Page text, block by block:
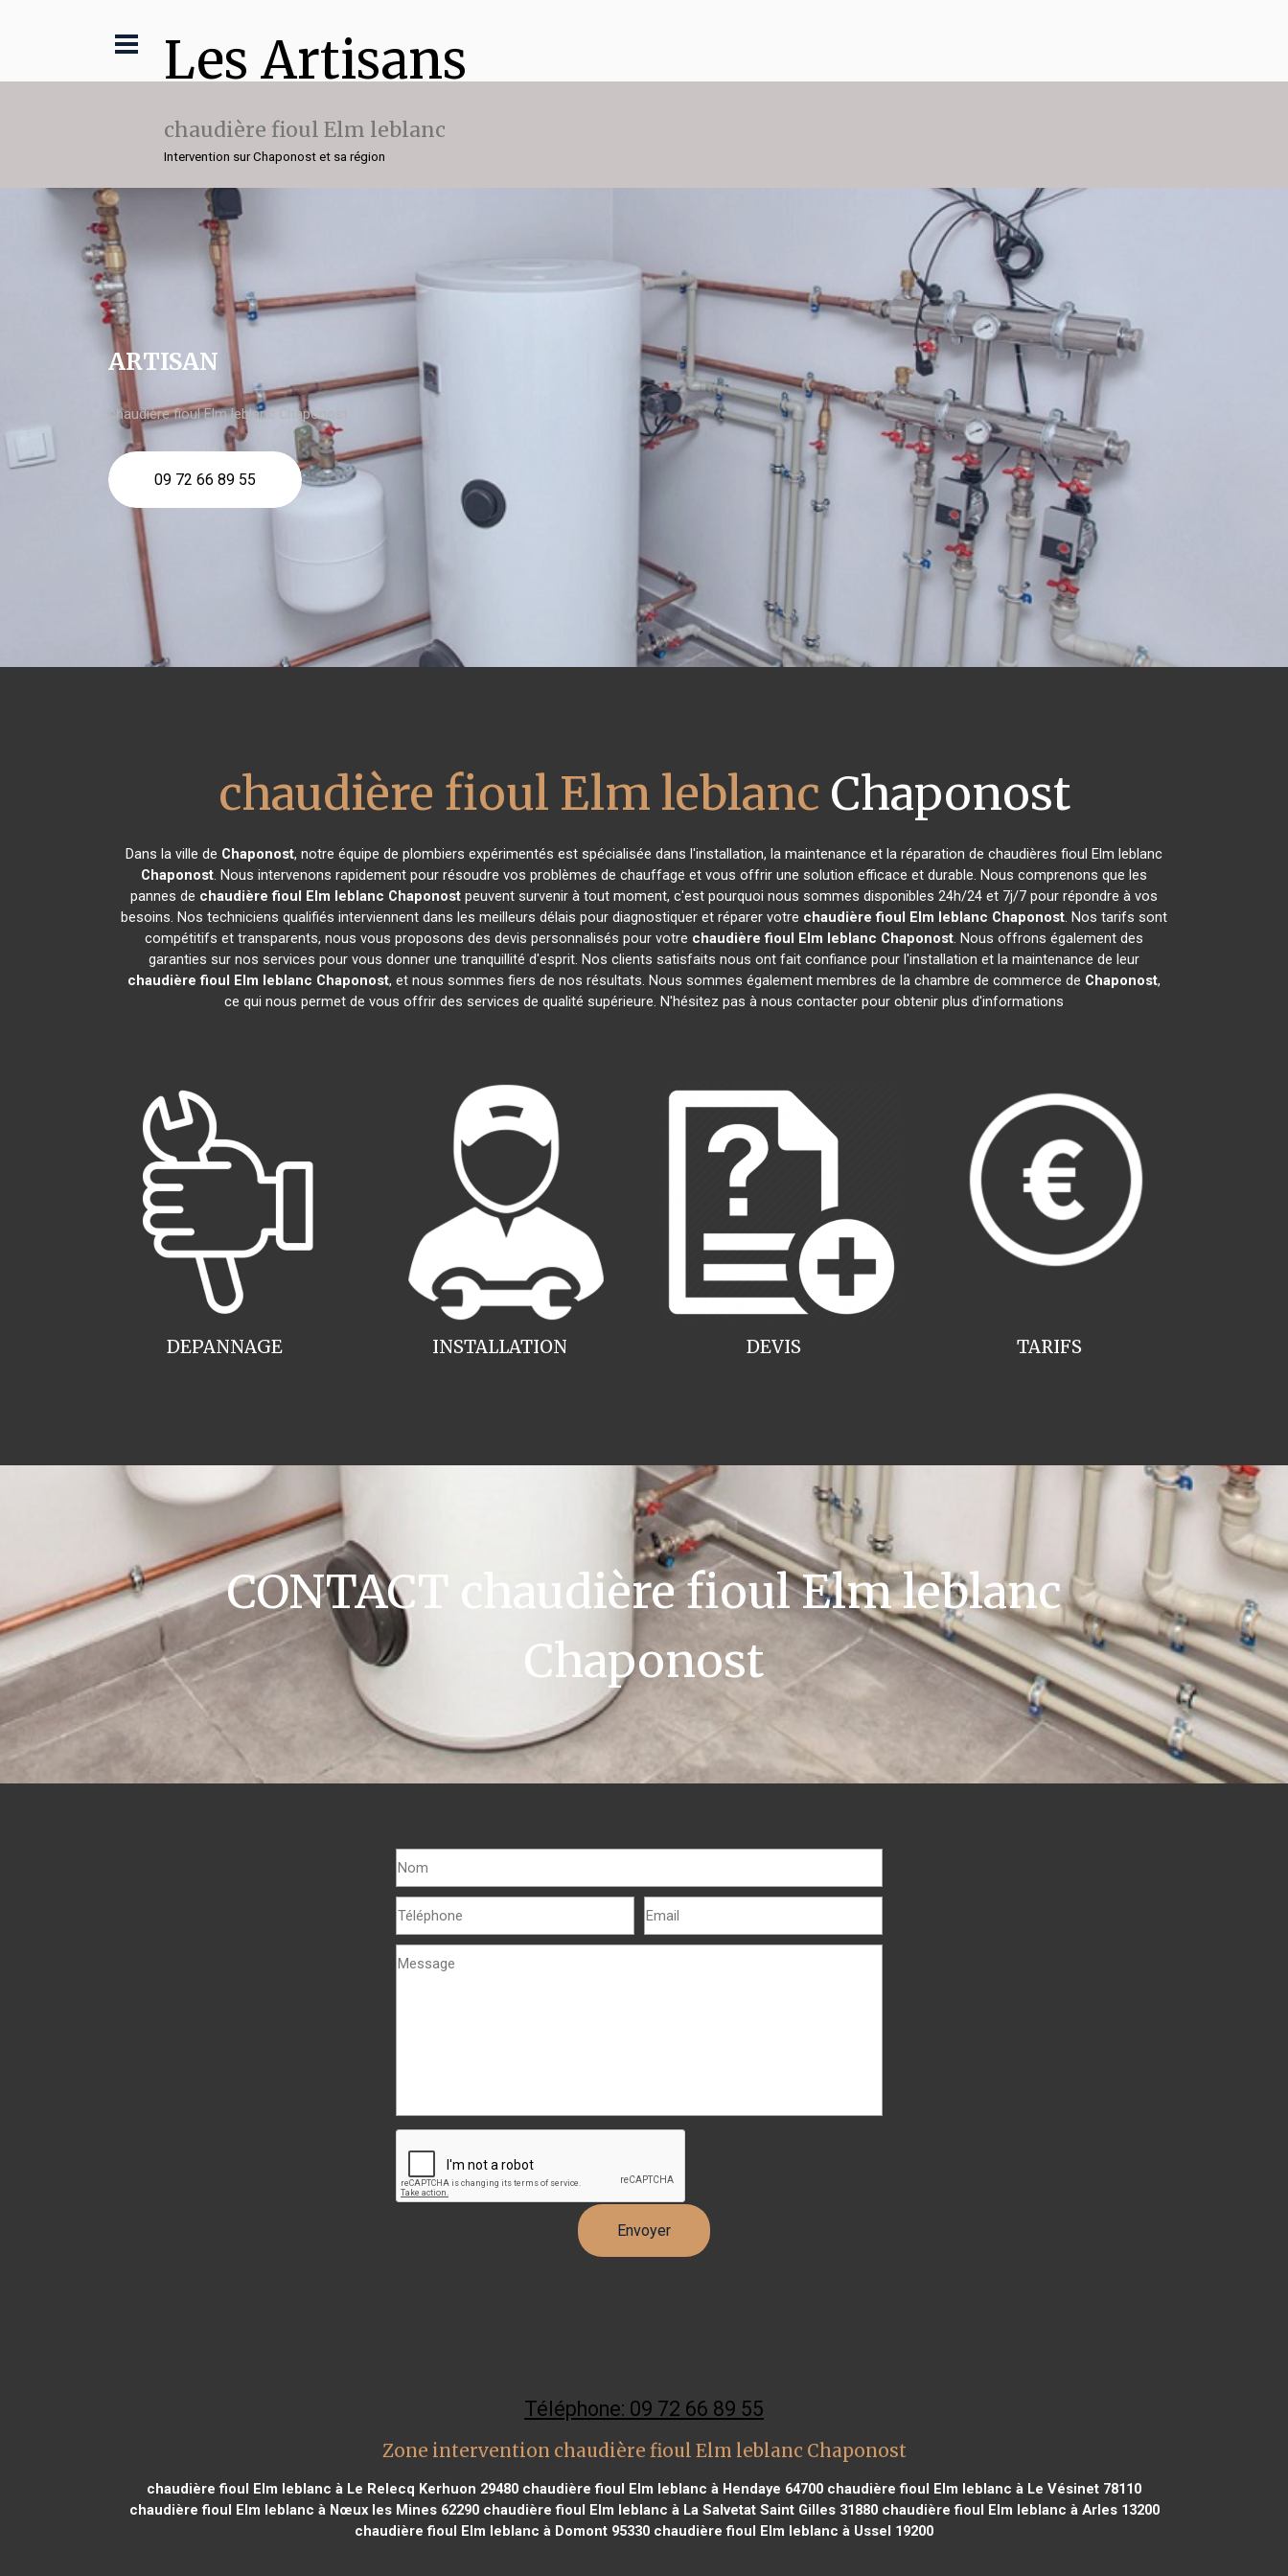
Les Artisans
chaudière fioul Elm leblanc
Intervention sur Chaponost et sa région
ARTISAN
chaudière fioul Elm leblanc Chaponost
09 72 66 89 55
chaudière fioul Elm leblanc Chaponost
Dans la ville de Chaponost, notre équipe de plombiers expérimentés est spécialisée dans l'installation, la maintenance et la réparation de chaudières fioul Elm leblanc
Chaponost. Nous intervenons rapidement pour résoudre vos problèmes de chauffage et vous offrir une solution efficace et durable. Nous comprenons que les
pannes de chaudière fioul Elm leblanc Chaponost peuvent survenir à tout moment, c'est pourquoi nous sommes disponibles 24h/24 et 7j/7 pour répondre à vos
besoins. Nos techniciens qualifiés interviennent dans les meilleurs délais pour diagnostiquer et réparer votre chaudière fioul Elm leblanc Chaponost. Nos tarifs sont
compétitifs et transparents, nous vous proposons des devis personnalisés pour votre chaudière fioul Elm leblanc Chaponost. Nous offrons également des
garanties sur nos services pour vous donner une tranquillité d'esprit. Nos clients satisfaits nous ont fait confiance pour l'installation et la maintenance de leur
chaudière fioul Elm leblanc Chaponost, et nous sommes fiers de nos résultats. Nous sommes également membres de la chambre de commerce de Chaponost,
ce qui nous permet de vous offrir des services de qualité supérieure. N'hésitez pas à nous contacter pour obtenir plus d'informations
INSTALLATION
DEPANNAGE TARIFS
DEVIS
CONTACT chaudière fioul Elm leblanc
Chaponost
Téléphone: 09 72 66 89 55
Zone intervention chaudière fioul Elm leblanc Chaponost
chaudière fioul Elm leblanc à Le Relecq Kerhuon 29480 chaudière fioul Elm leblanc à Hendaye 64700 chaudière fioul Elm leblanc à Le Vésinet 78110
chaudière fioul Elm leblanc à Nœux les Mines 62290chaudière fioul Elm leblanc à La Salvetat Saint Gilles 31880chaudière fioul Elm leblanc à Arles 13200
chaudière fioul Elm leblanc à Domont 95330 chaudière fioul Elm leblanc à Ussel 19200